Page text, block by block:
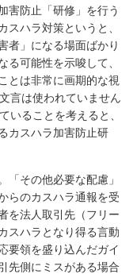
害防止「研修」を行う
スハラ対策というと、
者」になる場面ばかり
る可能性を示唆して、
とは非常に画期的な視
言は使われていません
いることを考えると、
カスハラ加害防止研
「その他必要な配慮」
らのカスハラ通報を受
を法人取引先（フリー
スハラとなり得る言動
要領を盛り込んだガイ
先側にミスがある場合